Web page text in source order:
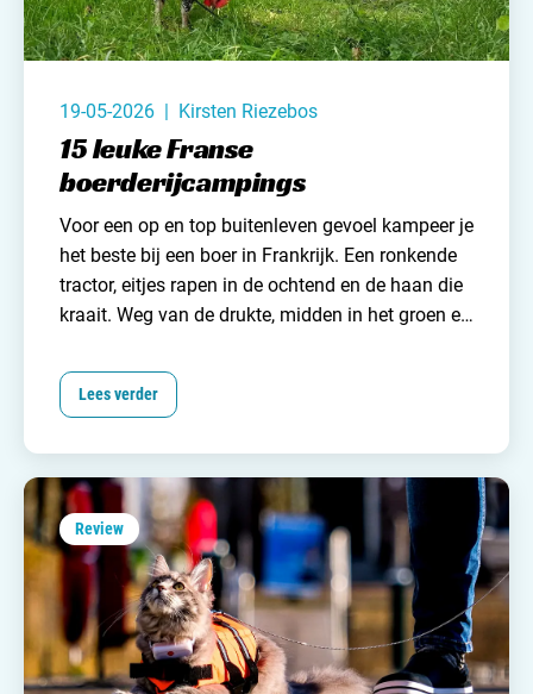
19-05-2026 | Kirsten Riezebos
15 leuke Franse
boerderijcampings
Voor een op en top buitenleven gevoel kampeer je
het beste bij een boer in Frankrijk. Een ronkende
tractor, eitjes rapen in de ochtend en de haan die
kraait. Weg van de drukte, midden in het groen en
Kamperen bij een boer in Frankrijk wordt steeds
populairder en daarom hebben wij van
Lees verder
Review